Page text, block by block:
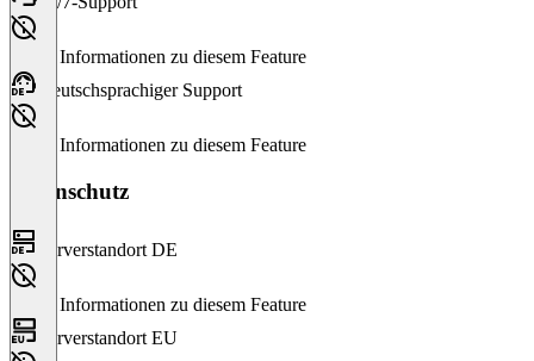
Keine Informationen zu diesem Feature
Deutschsprachiger Support
Keine Informationen zu diesem Feature
Datenschutz
Serverstandort DE
Keine Informationen zu diesem Feature
Serverstandort EU